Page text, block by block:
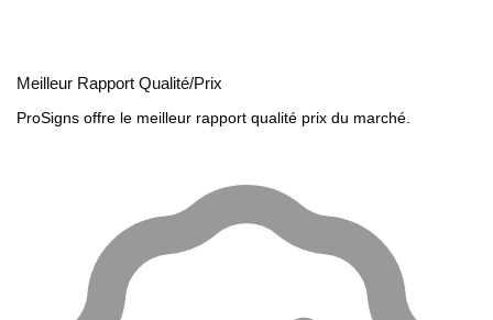
Meilleur Rapport Qualité/Prix
ProSigns offre le meilleur rapport qualité prix du marché.